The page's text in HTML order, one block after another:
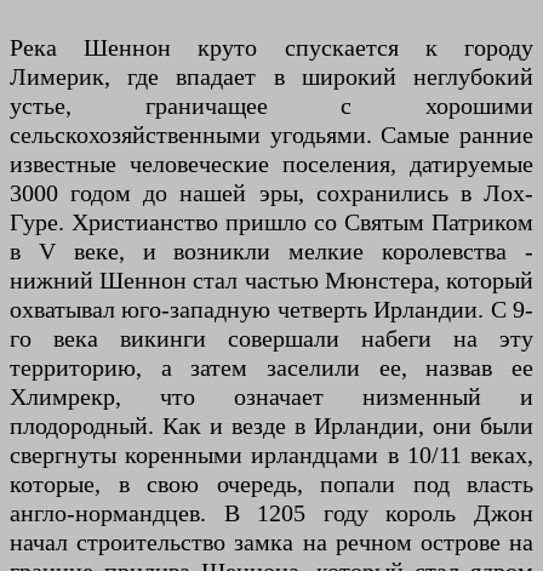
Река Шеннон круто спускается к городу
Лимерик, где впадает в широкий неглубокий
устье, граничащее с хорошими
сельскохозяйственными угодьями. Самые ранние
известные человеческие поселения, датируемые
3000 годом до нашей эры, сохранились в Лох-
Гуре. Христианство пришло со Святым Патриком
в V веке, и возникли мелкие королевства -
нижний Шеннон стал частью Мюнстера, который
охватывал юго-западную четверть Ирландии. С 9-
го века викинги совершали набеги на эту
территорию, а затем заселили ее, назвав ее
Хлимрекр, что означает низменный и
плодородный. Как и везде в Ирландии, они были
свергнуты коренными ирландцами в 10/11 веках,
которые, в свою очередь, попали под власть
англо-нормандцев. В 1205 году король Джон
начал строительство замка на речном острове на